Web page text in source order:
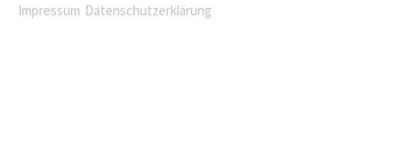
Impressum Datenschutzerklärung